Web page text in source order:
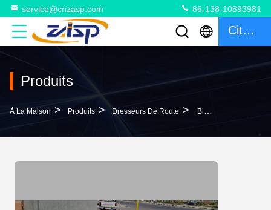
service@cnzasp.com 86-138-10893981
Citation
Produits
À La Maison > Produits > Dresseurs De Route > Bloc Hydraulique Automatique Mobile Pour La Sécurité Des Entrées